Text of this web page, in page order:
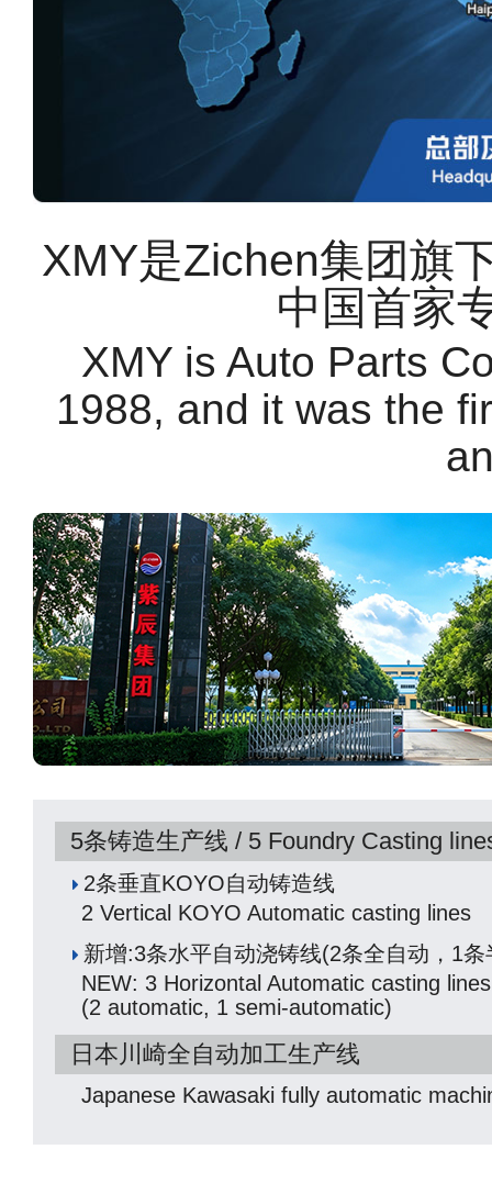
XMY是Zichen集团旗
中国首家
XMY is Auto Parts
1988, and it was the
5条铸造生产线 / 5 Foundry Casting
2条垂直KOYO自动铸造线
2 Vertical KOYO Automatic casting lines
新增:3条水平自动浇铸线(2条全自动，1条
NEW: 3 Horizontal Automatic casting lines
(2 automatic, 1 semi-automatic)
日本川崎全自动加工生产线
Japanese Kawasaki fully automatic